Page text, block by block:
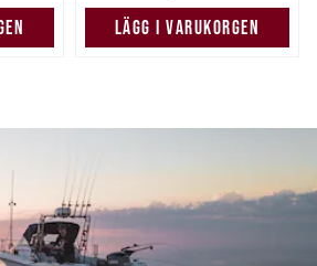
LÄGG I VARUKORGEN